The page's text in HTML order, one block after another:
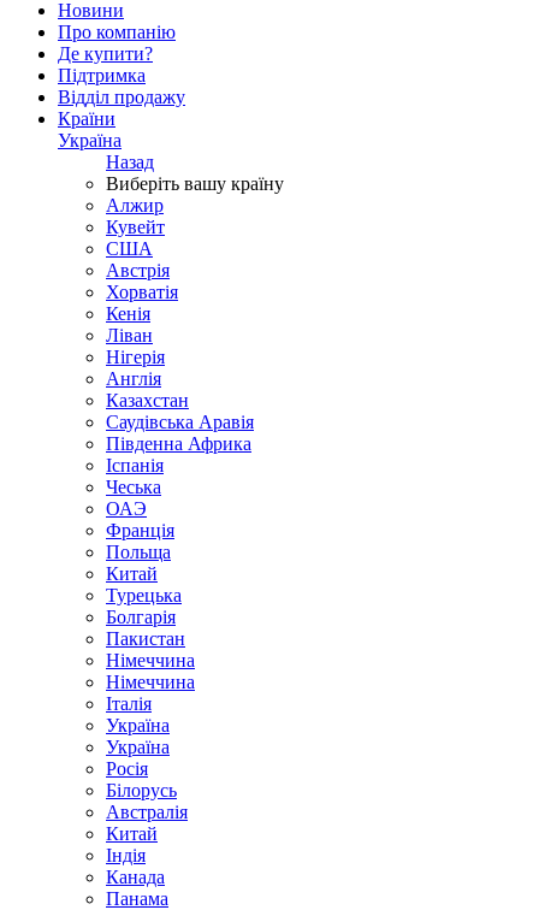
Новини
Про компанію
Де купити?
Підтримка
Відділ продажу
Країни
Україна
Назад
Виберіть вашу країну
Алжир
Кувейт
США
Австрія
Хорватія
Кенія
Ліван
Нігерія
Англія
Казахстан
Саудівська Аравія
Південна Африка
Іспанія
Чеська
ОАЭ
Франція
Польща
Китай
Турецька
Болгарія
Пакистан
Німеччина
Німеччина
Італія
Україна
Україна
Росія
Білорусь
Австралія
Китай
Індія
Канада
Панама